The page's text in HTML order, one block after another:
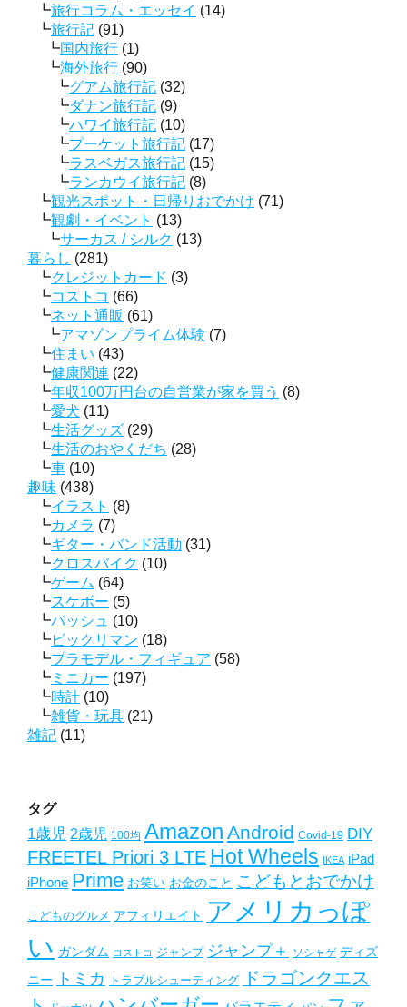
旅行コラム・エッセイ (14)
旅行記 (91)
国内旅行 (1)
海外旅行 (90)
グアム旅行記 (32)
ダナン旅行記 (9)
ハワイ旅行記 (10)
プーケット旅行記 (17)
ラスベガス旅行記 (15)
ランカウイ旅行記 (8)
観光スポット・日帰りおでかけ (71)
観劇・イベント (13)
サーカス / シルク (13)
暮らし (281)
クレジットカード (3)
コストコ (66)
ネット通販 (61)
アマゾンプライム体験 (7)
住まい (43)
健康関連 (22)
年収100万円台の自営業が家を買う (8)
愛犬 (11)
生活グッズ (29)
生活のおやくだち (28)
車 (10)
趣味 (438)
イラスト (8)
カメラ (7)
ギター・バンド活動 (31)
クロスバイク (10)
ゲーム (64)
スケボー (5)
バッシュ (10)
ビックリマン (18)
プラモデル・フィギュア (58)
ミニカー (197)
時計 (10)
雑貨・玩具 (21)
雑記 (11)
タグ
1歳児 2歳児 100均 Amazon Android Covid-19 DIY
FREETEL Priori 3 LTE Hot Wheels IKEA iPad
iPhone Prime お笑い お金のこと こどもとおでかけ
こどものグルメ アフィリエイト
アメリカっぽ
い ガンダム コストコ ジャンプ ジャンプ＋ ソシャゲ ディズ
ニー
トミカ トラブルシューティング
ドラゴンクエス